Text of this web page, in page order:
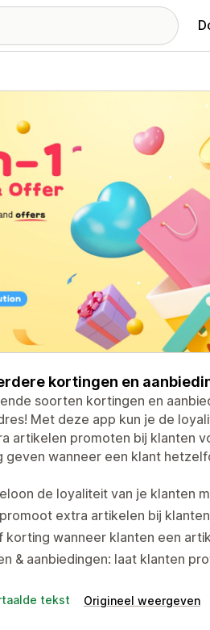
kortingen en
soorten kortingen en
Met deze app kun je de
artikelen promoten bij klanten
geven wanneer een klant
de loyaliteit van je klanten
extra artikelen bij
wanneer klanten een
& aanbiedingen: laat klanten
tekst Origineel weergeven